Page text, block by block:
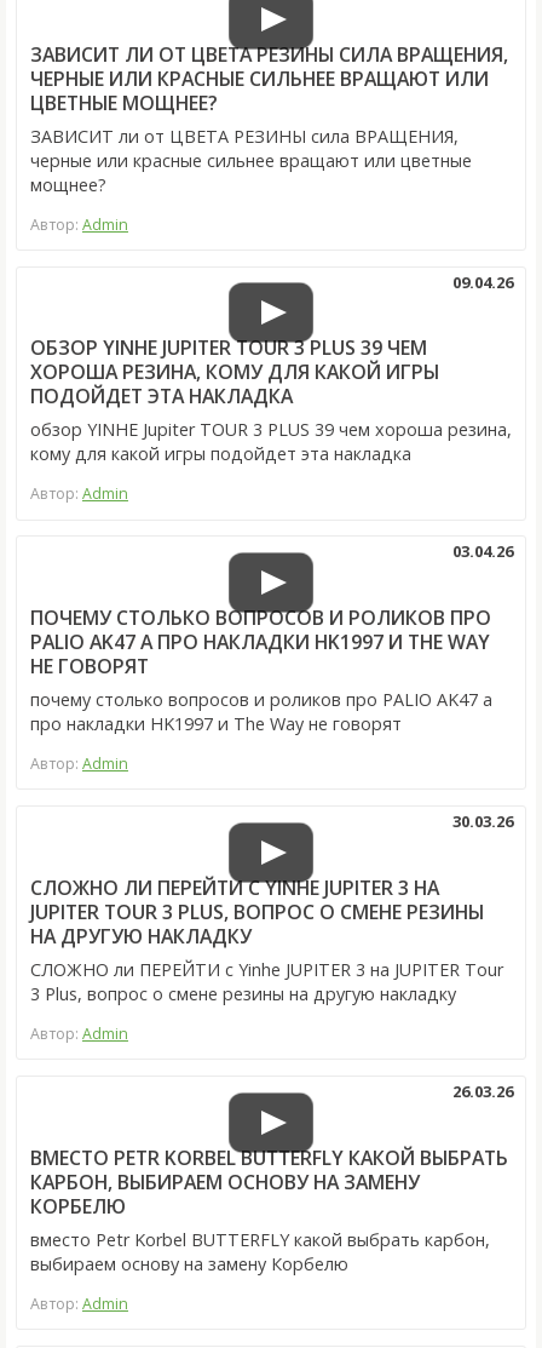
ЗАВИСИТ ЛИ ОТ ЦВЕТА РЕЗИНЫ СИЛА ВРАЩЕНИЯ,
ЧЕРНЫЕ ИЛИ КРАСНЫЕ СИЛЬНЕЕ ВРАЩАЮТ ИЛИ
ЦВЕТНЫЕ МОЩНЕЕ?
ЗАВИСИТ ли от ЦВЕТА РЕЗИНЫ сила ВРАЩЕНИЯ,
черные или красные сильнее вращают или цветные
мощнее?
Автор: Admin
ОБЗОР YINHE JUPITER TOUR 3 PLUS 39 ЧЕМ
ХОРОША РЕЗИНА, КОМУ ДЛЯ КАКОЙ ИГРЫ
ПОДОЙДЕТ ЭТА НАКЛАДКА
09.04.26
обзор YINHE Jupiter TOUR 3 PLUS 39 чем хороша резина,
кому для какой игры подойдет эта накладка
Автор: Admin
ПОЧЕМУ СТОЛЬКО ВОПРОСОВ И РОЛИКОВ ПРО
PALIO AK47 А ПРО НАКЛАДКИ HK1997 И THE WAY
НЕ ГОВОРЯТ
03.04.26
почему столько вопросов и роликов про PALIO AK47 а
про накладки HK1997 и The Way не говорят
Автор: Admin
СЛОЖНО ЛИ ПЕРЕЙТИ С YINHE JUPITER 3 НА
JUPITER TOUR 3 PLUS, ВОПРОС О СМЕНЕ РЕЗИНЫ
НА ДРУГУЮ НАКЛАДКУ
30.03.26
СЛОЖНО ли ПЕРЕЙТИ с Yinhe JUPITER 3 на JUPITER Tour
3 Plus, вопрос о смене резины на другую накладку
Автор: Admin
ВМЕСТО PETR KORBEL BUTTERFLY КАКОЙ ВЫБРАТЬ
КАРБОН, ВЫБИРАЕМ ОСНОВУ НА ЗАМЕНУ
КОРБЕЛЮ
26.03.26
вместо Petr Korbel BUTTERFLY какой выбрать карбон,
выбираем основу на замену Корбелю
Автор: Admin